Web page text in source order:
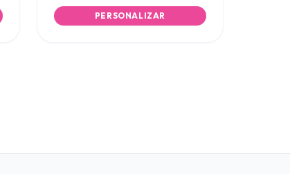
PERSONALIZAR